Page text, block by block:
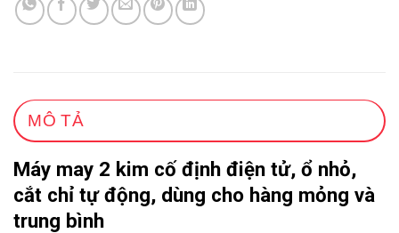
MÔ TẢ
Máy may 2 kim cố định điện tử, ổ nhỏ,
cắt chỉ tự động, dùng cho hàng mỏng và
trung bình